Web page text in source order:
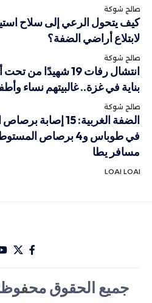
صالح شوكة
كيف يتحول الرعي إلى سلاح
لابتلاع أراضي الضفة؟
صالح شوكة
انتشال رفات 19 شهيدًا من
بناية في غزة.. غالبيتهم نساء
صالح شوكة
الضفة الغربية: 15 إصابة
في طوباس و4 برصاص
مسافر يطا
LOAI LOAI
جميع الحقوق محف